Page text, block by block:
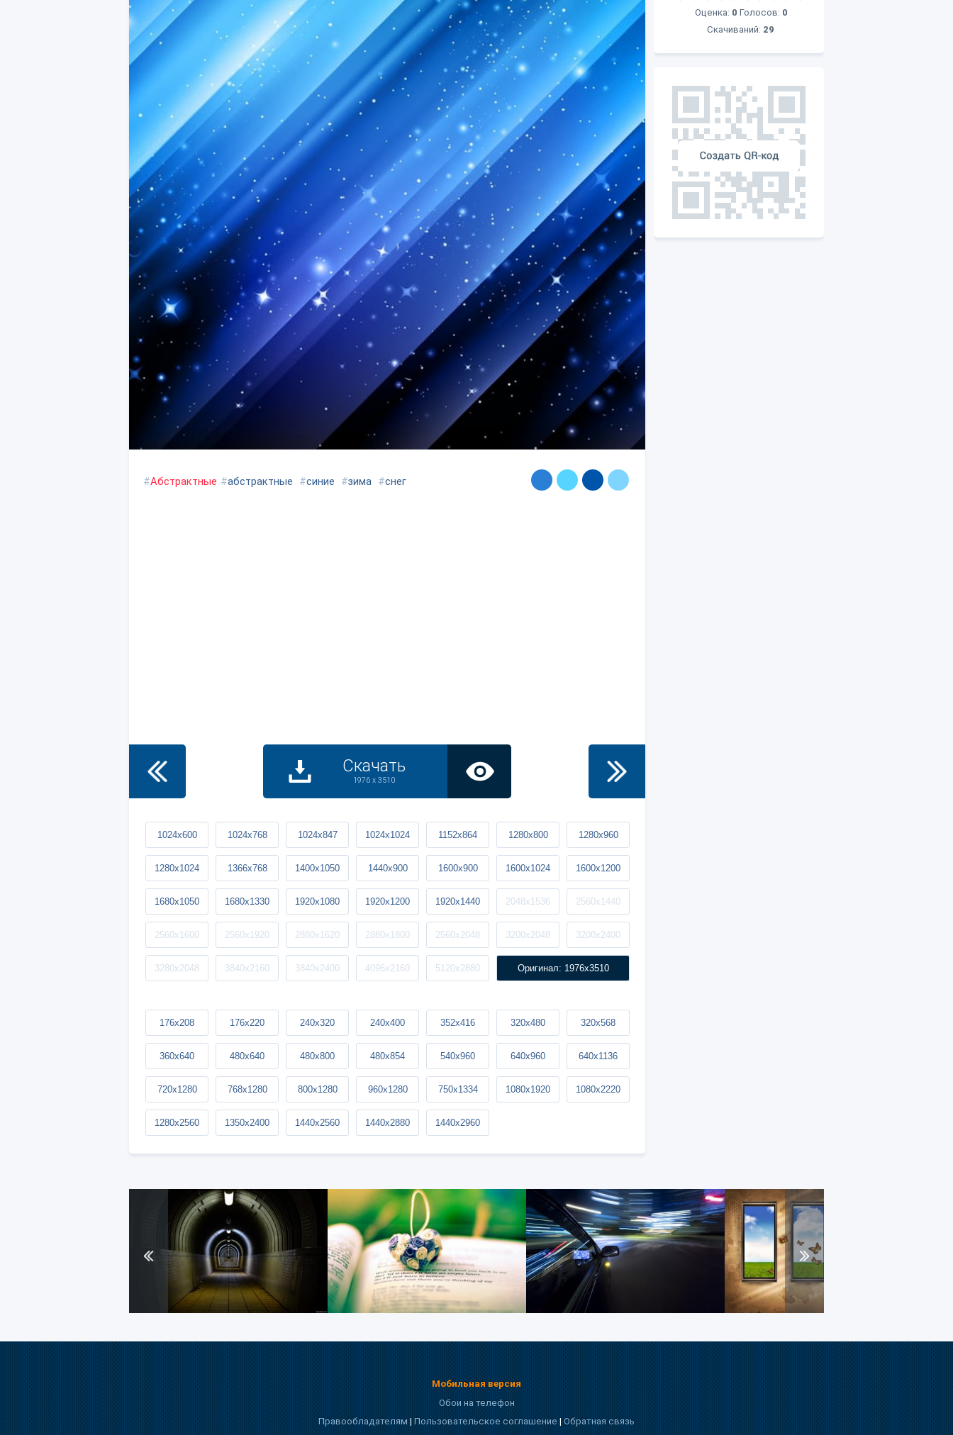
Оценка: 0 Голосов: 0
Скачиваний: 29
#Абстрактные #абстрактные #синие #зима #снег
Скачать
1976 x 3510
1024x600 1024x768 1024x847 1024x1024 1152x864 1280x800 1280x960
1280x1024 1366x768 1400x1050 1440x900 1600x900 1600x1024 1600x1200
1680x1050 1680x1330 1920x1080 1920x1200 1920x1440 2048x1536 2560x1440
2560x1600 2560x1920 2880x1620 2880x1800 2560x2048 3200x2048 3200x2400
3280x2048 3840x2160 3840x2400 4096x2160 5120x2880 Оригинал: 1976x3510
176x208 176x220 240x320 240x400 352x416 320x480 320x568
360x640 480x640 480x800 480x854 540x960 640x960 640x1136
720x1280 768x1280 800x1280 960x1280 750x1334 1080x1920 1080x2220
1280x2560 1350x2400 1440x2560 1440x2880 1440x2960
Мобильная версия
Обои на телефон
Правообладателям|Пользовательское соглашение|Обратная связь